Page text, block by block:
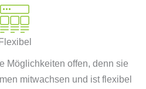
Flexibel
Möglichkeiten offen, denn sie
mitwachsen und ist flexibel